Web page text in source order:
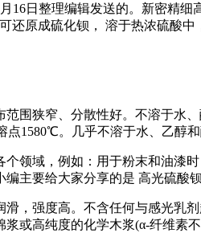
16日整理编辑发送的。新密精
原成硫化钡， 溶于热浓硫酸中
围狭窄、分散性好。不溶于水
1580℃。几乎不溶于水、乙醇和
领域，例如：用于粉末和油漆
主要给大家分享的是 高光硫酸
，强度高。不含任何与感光乳
或高纯度的化学木浆(α-纤维